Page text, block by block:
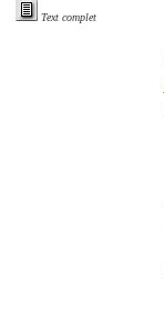
Text complet